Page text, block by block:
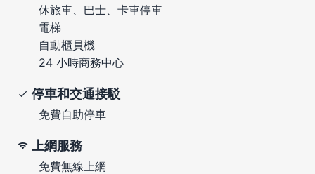
休旅車、巴士、卡車停車
電梯
自動櫃員機
24 小時商務中心
停車和交通接駁
免費自助停車
上網服務
免費無線上網